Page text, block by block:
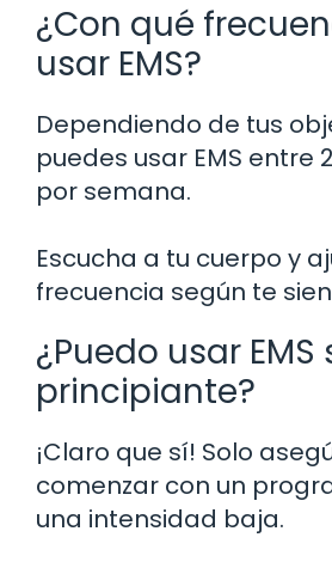
¿Con qué
usar EMS?
Dependiendo de tus
puedes usar EMS entre
por semana.
Escucha a tu cuerpo y
frecuencia según te
¿Puedo usar EMS
principiante?
¡Claro que sí! Solo
comenzar con un
una intensidad baja.